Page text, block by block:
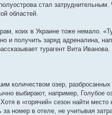
стал
областей.
коих в Украине тоже немало.
и получить заряд адреналина,
турагент Вита Иванова.
количеством озер,
выбирают, например, Голубое
в «горячий» сезон найти
номер в отеле, не учитывая